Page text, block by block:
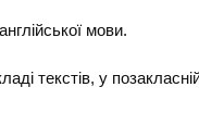
мови.
текстів, у